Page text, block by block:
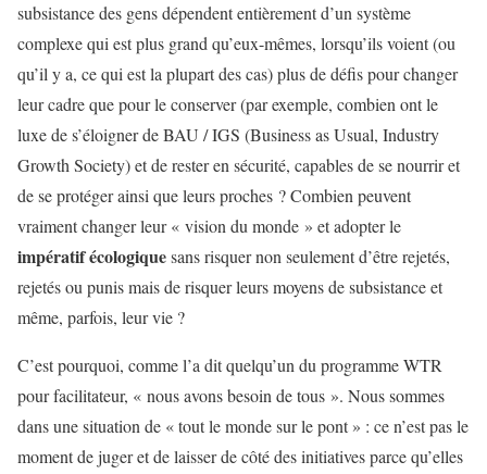
subsistance des gens dépendent entièrement d’un système
complexe qui est plus grand qu’eux-mêmes, lorsqu’ils voient (ou
qu’il y a, ce qui est la plupart des cas) plus de défis pour changer
leur cadre que pour le conserver (par exemple, combien ont le
luxe de s’éloigner de BAU / IGS (Business as Usual, Industry
Growth Society) et de rester en sécurité, capables de se nourrir et
de se protéger ainsi que leurs proches ? Combien peuvent
vraiment changer leur « vision du monde » et adopter le
impératif écologiquesans risquer non seulement d’être rejetés,
rejetés ou punis mais de risquer leurs moyens de subsistance et
même, parfois, leur vie ?
C’est pourquoi, comme l’a dit quelqu’un du programme WTR
pour facilitateur, « nous avons besoin de tous ». Nous sommes
dans une situation de « tout le monde sur le pont » : ce n’est pas le
moment de juger et de laisser de côté des initiatives parce qu’elles